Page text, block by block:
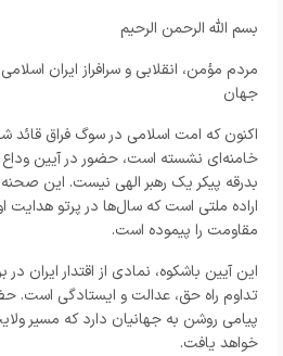
بسم الله الرحمن الرحیم
مردم مؤمن، انقلابی و سرافراز ایران
جهان
اکنون که امت اسلامی در سوگ فراق قائد
خامنه‌ای نشسته است، حضور در آیین
بدرقه پیکر یک رهبر الهی نیست. این
اراده ملتی است که سال‌ها در پرتو هدایت
مقاومت را پیموده است.
این آیین باشکوه، نمادی از اقتدار ایران در
تداوم راه حق، عدالت و ایستادگی است.
پیامی روشن به جهانیان دارد که مسیر
خواهد یافت.